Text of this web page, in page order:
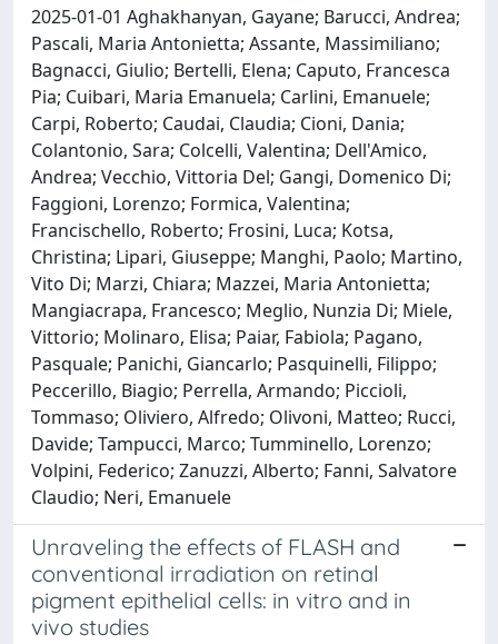
2025-01-01 Aghakhanyan, Gayane; Barucci, Andrea;
Pascali, Maria Antonietta; Assante, Massimiliano;
Bagnacci, Giulio; Bertelli, Elena; Caputo, Francesca
Pia; Cuibari, Maria Emanuela; Carlini, Emanuele;
Carpi, Roberto; Caudai, Claudia; Cioni, Dania;
Colantonio, Sara; Colcelli, Valentina; Dell'Amico,
Andrea; Vecchio, Vittoria Del; Gangi, Domenico Di;
Faggioni, Lorenzo; Formica, Valentina;
Francischello, Roberto; Frosini, Luca; Kotsa,
Christina; Lipari, Giuseppe; Manghi, Paolo; Martino,
Vito Di; Marzi, Chiara; Mazzei, Maria Antonietta;
Mangiacrapa, Francesco; Meglio, Nunzia Di; Miele,
Vittorio; Molinaro, Elisa; Paiar, Fabiola; Pagano,
Pasquale; Panichi, Giancarlo; Pasquinelli, Filippo;
Peccerillo, Biagio; Perrella, Armando; Piccioli,
Tommaso; Oliviero, Alfredo; Olivoni, Matteo; Rucci,
Davide; Tampucci, Marco; Tumminello, Lorenzo;
Volpini, Federico; Zanuzzi, Alberto; Fanni, Salvatore
Claudio; Neri, Emanuele
Unraveling the effects of FLASH and
conventional irradiation on retinal
pigment epithelial cells: in vitro and in
vivo studies